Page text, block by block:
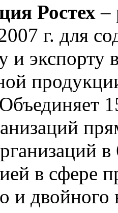
Ростех –
г. для
и экспорту
в
в сфере
и